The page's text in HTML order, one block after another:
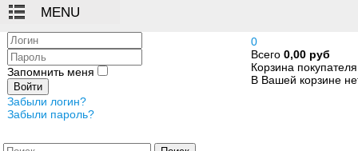
0
Всего 0,00 руб
Корзина покупателя
В Вашей корзине
Логин
Пароль
Запомнить меня
Войти
Забыли логин?
Забыли пароль?